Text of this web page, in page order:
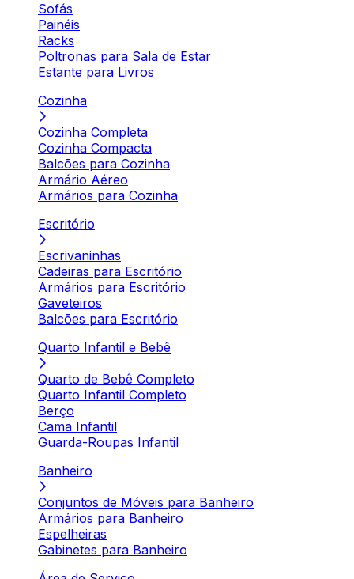
Sofás
Painéis
Racks
Poltronas para Sala de Estar
Estante para Livros
Cozinha
Cozinha Completa
Cozinha Compacta
Balcões para Cozinha
Armário Aéreo
Armários para Cozinha
Escritório
Escrivaninhas
Cadeiras para Escritório
Armários para Escritório
Gaveteiros
Balcões para Escritório
Quarto Infantil e Bebê
Quarto de Bebê Completo
Quarto Infantil Completo
Berço
Cama Infantil
Guarda-Roupas Infantil
Banheiro
Conjuntos de Móveis para Banheiro
Armários para Banheiro
Espelheiras
Gabinetes para Banheiro